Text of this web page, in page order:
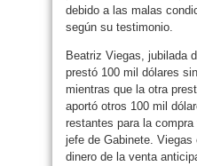
debido a las malas
según su testimonio.
Beatriz Viegas, jubilada
prestó 100 mil dólares
mientras que la otra
aportó otros 100 mil
restantes para la compra
jefe de Gabinete. Viegas
dinero de la venta